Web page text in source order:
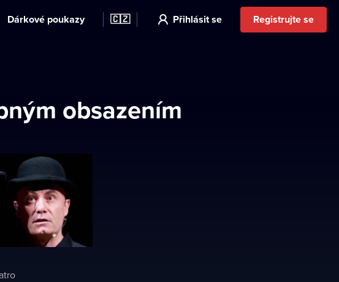
Dárkové poukazy 🇨🇿 Přihlásit se Registrujte se
obsazením